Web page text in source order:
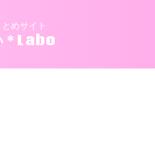
めサイト
＊Labo